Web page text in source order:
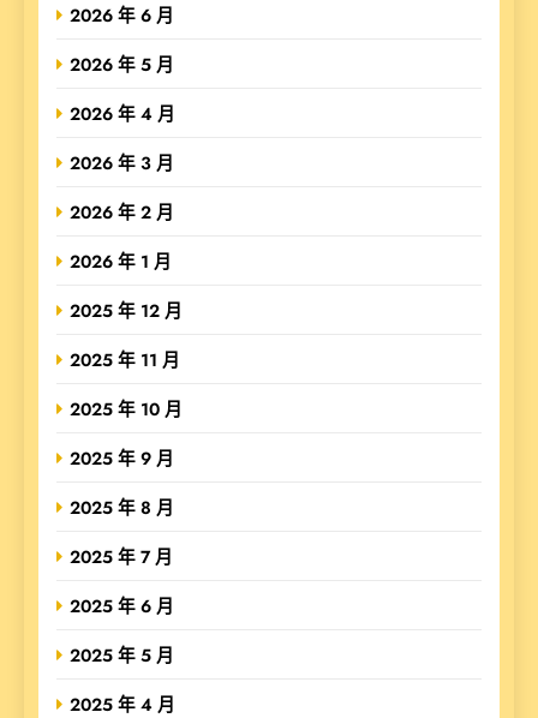
2026 年 6 月
2026 年 5 月
2026 年 4 月
2026 年 3 月
2026 年 2 月
2026 年 1 月
2025 年 12 月
2025 年 11 月
2025 年 10 月
2025 年 9 月
2025 年 8 月
2025 年 7 月
2025 年 6 月
2025 年 5 月
2025 年 4 月